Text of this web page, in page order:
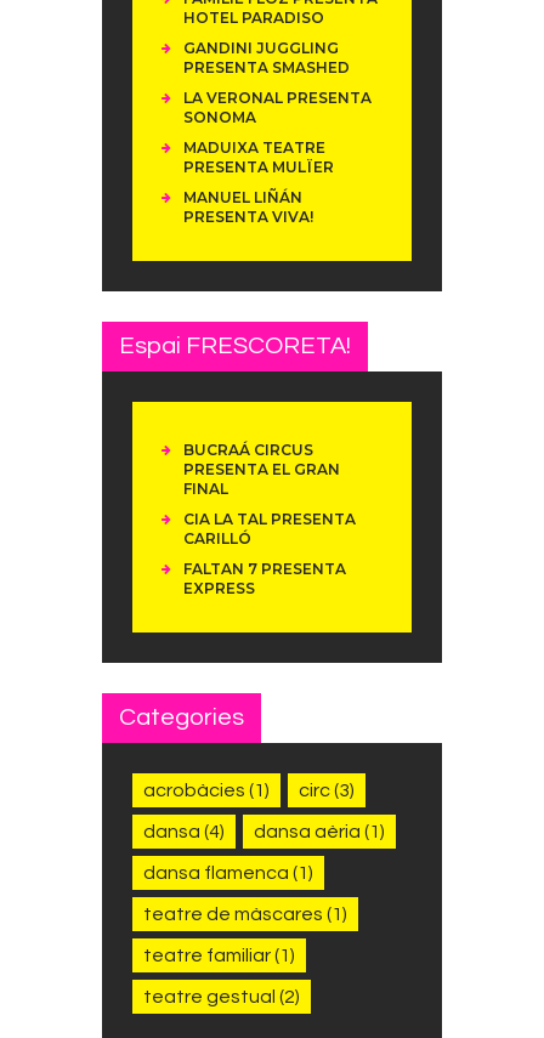
HOTEL PARADISO
GANDINI JUGGLING
PRESENTA SMASHED
LA VERONAL PRESENTA
SONOMA
MADUIXA TEATRE
PRESENTA MULÏER
MANUEL LIÑÁN
PRESENTA VIVA!
Espai FRESCORETA!
BUCRAÁ CIRCUS
PRESENTA EL GRAN
FINAL
CIA LA TAL PRESENTA
CARILLÓ
FALTAN 7 PRESENTA
EXPRESS
Categories
acrobàcies (1) circ(3)
dansa (4) dansa aèria (1)
dansa flamenca (1)
teatre de màscares (1)
teatre familiar(1)
teatre gestual (2)